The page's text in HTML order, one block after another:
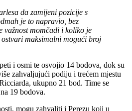
da zamijeni pozicije s
je to napravio, bez
važnost momčadi i koliko je
ostvari maksimalni mogući broj
i osmi te osvojio 14 bodova, dok su
zahvaljujući podiju i trećem mjestu
ukupno 21 bod. Time se
19 bodova.
mogu zahvaliti i Perezu koji u